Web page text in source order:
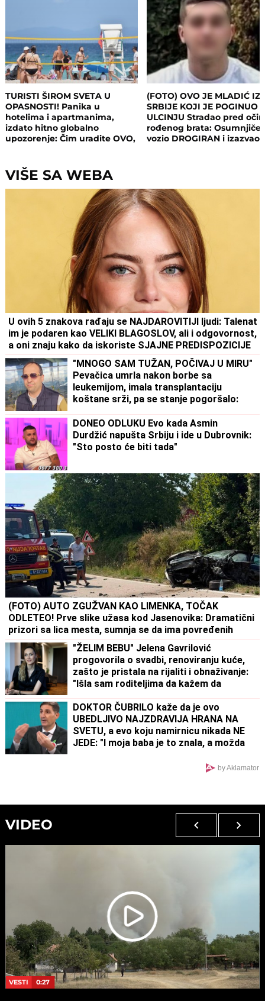
TURISTI ŠIROM SVETA U
OPASNOSTI! Panika u
hotelima i apartmanima,
izdato hitno globalno
upozorenje: Čim uradite OVO,
(FOTO) OVO JE MLADIĆ IZ
SRBIJE KOJI JE POGINUO
ULCINJU Stradao pred
rođenog brata:
vozio DROGIRAN i izazvao
VIŠE SA WEBA
U ovih 5 znakova rađaju se NAJDAROVITIJI ljudi: Talenat
im je podaren kao VELIKI BLAGOSLOV, ali i odgovornost,
a oni znaju kako da iskoriste SJAJNE PREDISPOZICIJE
"MNOGO SAM TUŽAN, POČIVAJ U MIRU"
Pevačica umrla nakon borbe sa
leukemijom, imala transplantaciju
koštane srži, pa se stanje pogoršalo:
DONEO ODLUKU Evo kada Asmin
Durdžić napušta Srbiju i ide u Dubrovnik:
"Sto posto će biti tada"
(FOTO) AUTO ZGUŽVAN KAO LIMENKA, TOČAK
ODLETEO! Prve slike užasa kod Jasenovika: Dramatični
prizori sa lica mesta, sumnja se da ima povređenih
"ŽELIM BEBU" Jelena Gavrilović
progovorila o svadbi, renoviranju kuće,
zašto je pristala na rijaliti i obnaživanje:
"Išla sam roditeljima da kažem da
DOKTOR ČUBRILO kaže da je ovo
UBEDLJIVO NAJZDRAVIJA HRANA NA
SVETU, a evo koju namirnicu nikada NE
JEDE: "I moja baba je to znala, a možda
by Aklamator
VIDEO
VESTI 0:27